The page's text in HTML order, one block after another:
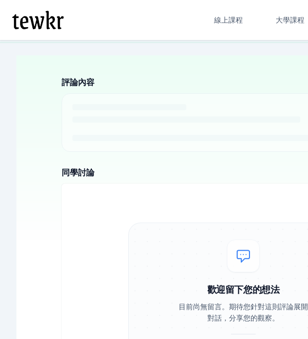
線上課程 大學課程
評論內容
同學討論
歡迎留下您的想法
目前尚無留言。期待您針對這則評論展開
對話，分享您的觀察。